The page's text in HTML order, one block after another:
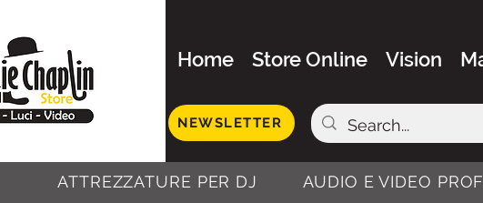
Home Store Online Vision
NEWSLETTER
ATTREZZATURE PER DJ AUDIO E VIDEO